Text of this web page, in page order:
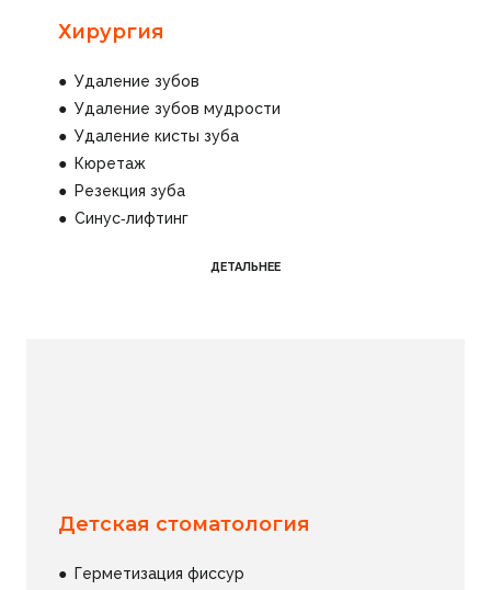
Хирургия
● Удаление зубов
● Удаление зубов мудрости
● Удаление кисты зуба
● Кюретаж
● Резекция зуба
● Синус-лифтинг
ДЕТАЛЬНЕЕ
Детская стоматология
● Герметизация фиссур